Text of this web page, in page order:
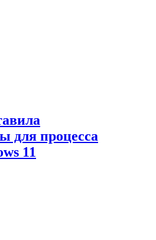
для процесса
11